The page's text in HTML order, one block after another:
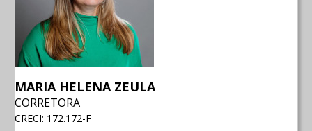
MARIA HELENA ZEULA
CORRETORA
CRECI: 172.172-F